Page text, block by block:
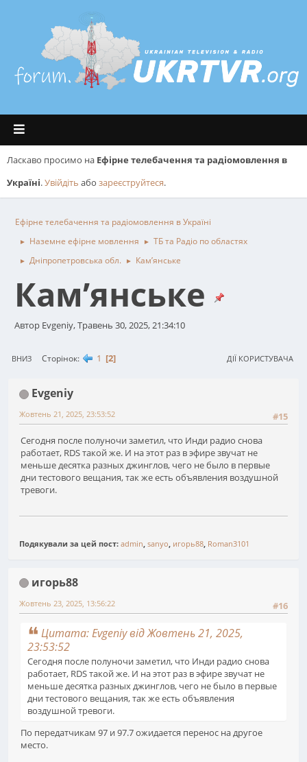
Ласкаво просимо на Ефірне телебачення та радіомовлення в
Україні.Увійдіть або зареєструйтеся.
Ефірне телебачення та радіомовлення в Україні
► Наземне ефірне мовлення ► ТБ та Радіо по областях
► Дніпропетровська обл. ► Кам’янське
Кам’янське
Автор Evgeniy, Травень 30, 2025, 21:34:10
ВНИЗ Сторінок 1 2 ДІЇ КОРИСТУВАЧА
Evgeniy
#15
Жовтень 21, 2025, 23:53:52
Сегодня после полуночи заметил, что Инди радио снова
работает, RDS такой же. И на этот раз в эфире звучат не
меньше десятка разных джинглов, чего не было в первые
дни тестового вещания, так же есть объявления воздушной
тревоги.
Подякували за цей пост: admin sanyo игорь88 Roman3101
игорь88
#16
Жовтень 23, 2025, 13:56:22
Цитата: Evgeniy від Жовтень 21, 2025,
23:53:52
Сегодня после полуночи заметил, что Инди радио снова
работает, RDS такой же. И на этот раз в эфире звучат не
меньше десятка разных джинглов, чего не было в первые
дни тестового вещания, так же есть объявления
воздушной тревоги.
По передатчикам 97 и 97.7 ожидается перенос на другое
место.